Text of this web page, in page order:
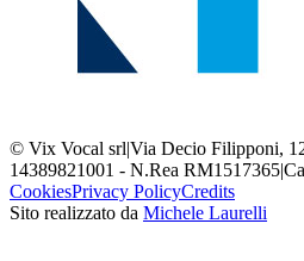
© Vix Vocal srl|Via Decio Filipponi,
14389821001 - N.Rea RM1517365|
CookiesPrivacy PolicyCredits
Sito realizzato da Michele Laurelli